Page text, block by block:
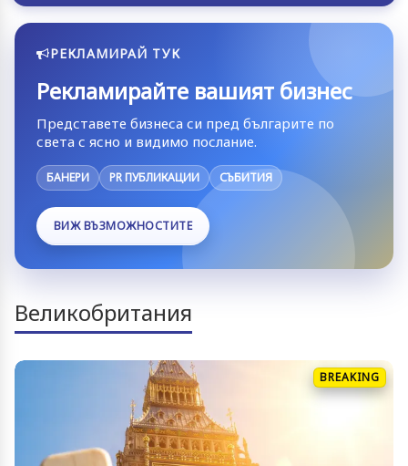
РЕКЛАМИРАЙ ТУК
Рекламирайте вашият бизнес
Представете бизнеса си пред българите по
света с ясно и видимо послание.
БАНЕРИ PR ПУБЛИКАЦИИ СЪБИТИЯ
ВИЖ ВЪЗМОЖНОСТИТЕ
Великобритания
BREAKING